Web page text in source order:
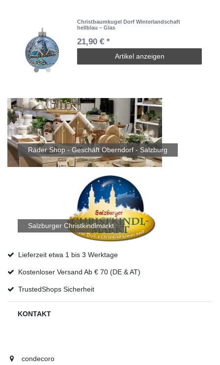
Christbaumkugel Dorf Winterlandschaft
hellblau – Glas
21,90 € *
Artikel anzeigen
Räder Shop - Geschäft Oberndorf - Salzburg
Salzburger Christkindlmarkt
Lieferzeit etwa 1 bis 3 Werktage
Kostenloser Versand Ab € 70 (DE & AT)
TrustedShops Sicherheit
KONTAKT
condecoro